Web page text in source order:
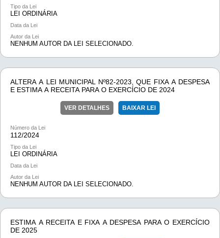
Tipo da Lei
LEI ORDINÁRIA
Data da Lei
Autor da Lei
NENHUM AUTOR DA LEI SELECIONADO.
ALTERA A LEI MUNICIPAL Nº82-2023, QUE FIXA A DESPESA
E ESTIMA A RECEITA PARA O EXERCÍCIO DE 2024
VER DETALHES BAIXAR LEI
Número da Lei
112/2024
Tipo da Lei
LEI ORDINÁRIA
Data da Lei
Autor da Lei
NENHUM AUTOR DA LEI SELECIONADO.
ESTIMA A RECEITA E FIXA A DESPESA PARA O EXERCÍCIO
DE 2025